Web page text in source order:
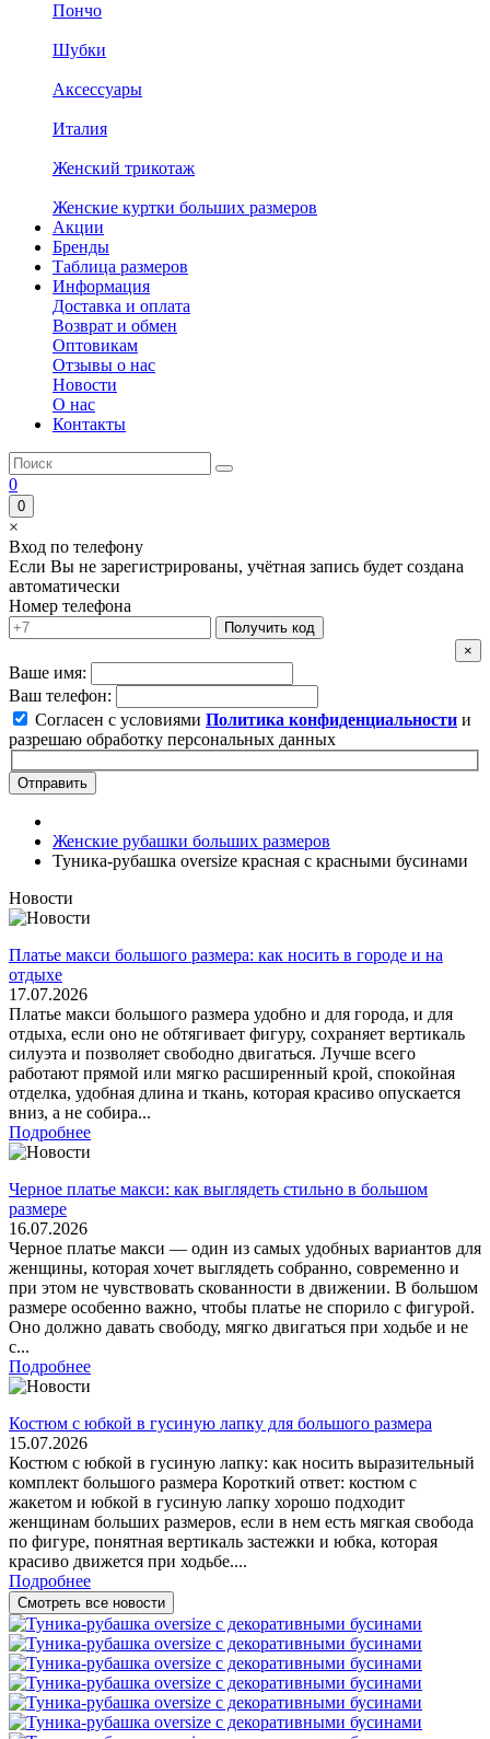
Пончо
Шубки
Аксессуары
Италия
Женский трикотаж
Женские куртки больших размеров
Акции
Бренды
Таблица размеров
Информация
Доставка и оплата
Возврат и обмен
Оптовикам
Отзывы о нас
Новости
О нас
Контакты
0
0
×
Вход по телефону
Если Вы не зарегистрированы, учётная запись будет создана
автоматически
Номер телефона
Получить код
×
Ваше имя:
Ваш телефон:
Согласен с условиями Политика конфиденциальности и
разрешаю обработку персональных данных
Отправить
Женские рубашки больших размеров
Туника-рубашка oversize красная с красными бусинами
Новости
Платье макси большого размера: как носить в городе и на
отдыхе
17.07.2026
Платье макси большого размера удобно и для города, и для
отдыха, если оно не обтягивает фигуру, сохраняет вертикаль
силуэта и позволяет свободно двигаться. Лучше всего
работают прямой или мягко расширенный крой, спокойная
отделка, удобная длина и ткань, которая красиво опускается
вниз, а не собира...
Подробнее
Черное платье макси: как выглядеть стильно в большом
размере
16.07.2026
Черное платье макси — один из самых удобных вариантов для
женщины, которая хочет выглядеть собранно, современно и
при этом не чувствовать скованности в движении. В большом
размере особенно важно, чтобы платье не спорило с фигурой.
Оно должно давать свободу, мягко двигаться при ходьбе и не
с...
Подробнее
Костюм с юбкой в гусиную лапку для большого размера
15.07.2026
Костюм с юбкой в гусиную лапку: как носить выразительный
комплект большого размера Короткий ответ: костюм с
жакетом и юбкой в гусиную лапку хорошо подходит
женщинам больших размеров, если в нем есть мягкая свобода
по фигуре, понятная вертикаль застежки и юбка, которая
красиво движется при ходьбе....
Подробнее
Смотреть все новости